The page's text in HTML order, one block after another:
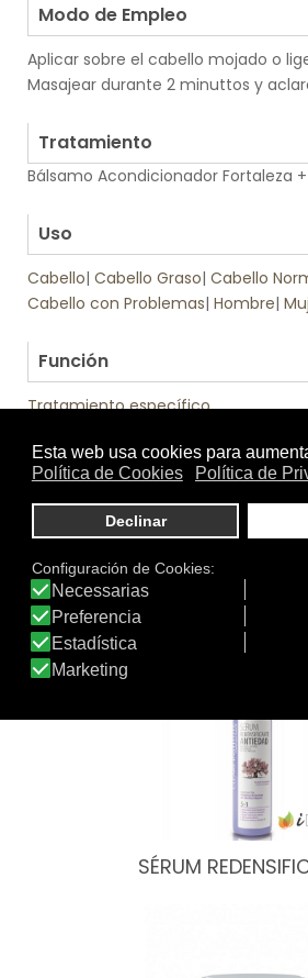
Modo de Empleo
Aplicar sobre el cabello mojado o
Masajear durante 2 minuttos y
Tratamiento
Bálsamo Acondicionador Fortaleza
Uso
Cabello| Cabello Graso| Cabello
Cabello con Problemas| Hombre|
Función
Tratamiento específico
Textura
Tratamiento
de:
Otros productos de Clearé
SÉRUM